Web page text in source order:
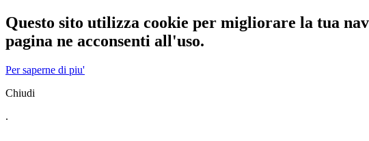
Questo sito utilizza cookie per migliorare la tua
pagina ne acconsenti all'uso.
Per saperne di piu'
Chiudi
.